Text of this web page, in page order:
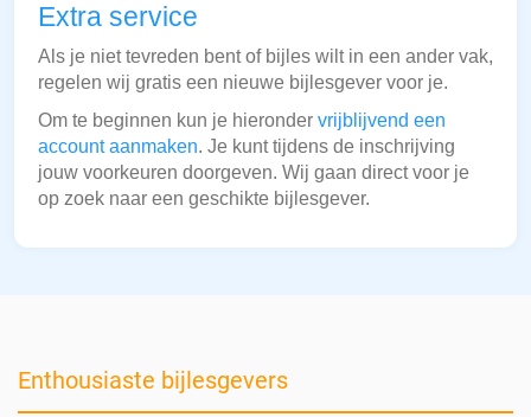
Extra service
Als je niet tevreden bent of bijles wilt in een ander vak,
regelen wij gratis een nieuwe bijlesgever voor je.
Om te beginnen kun je hieronder vrijblijvend een
account aanmaken. Je kunt tijdens de inschrijving
jouw voorkeuren doorgeven. Wij gaan direct voor je
op zoek naar een geschikte bijlesgever.
Enthousiaste bijlesgevers